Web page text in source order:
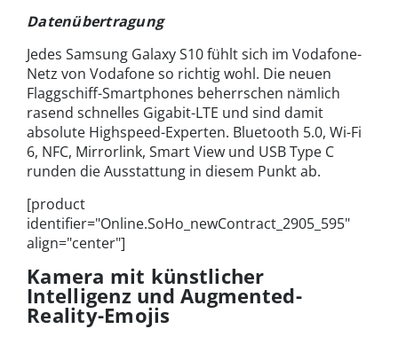
Datenübertragung
Jedes Samsung Galaxy S10 fühlt sich im Vodafone-
Netz von Vodafone so richtig wohl. Die neuen
Flaggschiff-Smartphones beherrschen nämlich
rasend schnelles Gigabit-LTE und sind damit
absolute Highspeed-Experten. Bluetooth 5.0, Wi-Fi
6, NFC, Mirrorlink, Smart View und USB Type C
runden die Ausstattung in diesem Punkt ab.
[product
identifier="Online.SoHo_newContract_2905_595"
align="center"]
Kamera mit künstlicher
Intelligenz und Augmented-
Reality-Emojis